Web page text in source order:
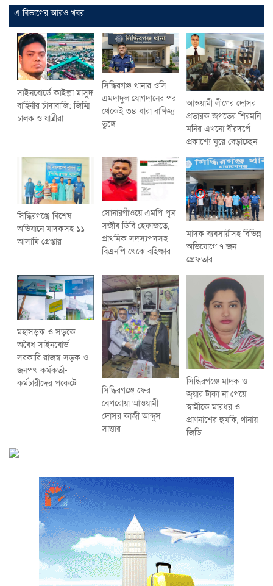
এ বিভাগের আরও খবর
সাইনবোর্ডে কাইল্লা মাসুদ
বাহিনীর চাঁদাবাজি: জিম্মি
চালক ও যাত্রীরা
সিদ্ধিরগঞ্জ থানার ওসি
এমদাদুল যোগদানের পর
থেকেই ৩৪ ধারা বাণিজ্য
তুঙ্গে
আওয়ামী লীগের দোসর
প্রতারক জগতের শিরমনি
মনির এখনো বীরদর্পে
প্রকাশ্যে ঘুরে বেড়াচ্ছেন
সিদ্ধিরগঞ্জে বিশেষ
অভিযানে মাদকসহ ১১
আসামি গ্রেপ্তার
সোনারগাঁওয়ে এমপি পুত্র
সজীব ডিবি হেফাজতে,
প্রাথমিক সদস্যপদসহ
বিএনপি থেকে বহিষ্কার
মাদক ব্যবসায়ীসহ বিভিন্ন
অভিযোগে ৭ জন
গ্রেফতার
মহাসড়ক ও সড়কে
অবৈধ সাইনবোর্ড
সরকারি রাজস্ব সড়ক ও
জনপথ কর্মকর্তা-
কর্মচারীদের পকেটে
সিদ্ধিরগঞ্জে ফের
বেপরোয়া আওয়ামী
দোসর কাজী আব্দুস
সাত্তার
সিদ্ধিরগঞ্জে মাদক ও
জুয়ার টাকা না পেয়ে
স্বামীকে মারধর ও
প্রাণনাশের হুমকি, থানায়
জিডি